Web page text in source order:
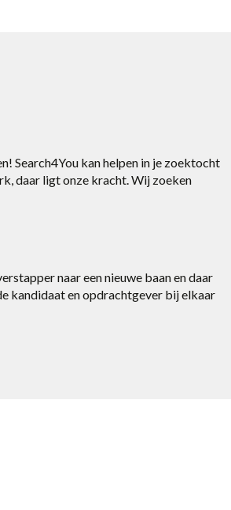
Search4You kan helpen in je zoektocht
daar ligt onze kracht. Wij zoeken
naar een nieuwe baan en daar
kandidaat en opdrachtgever bij elkaar